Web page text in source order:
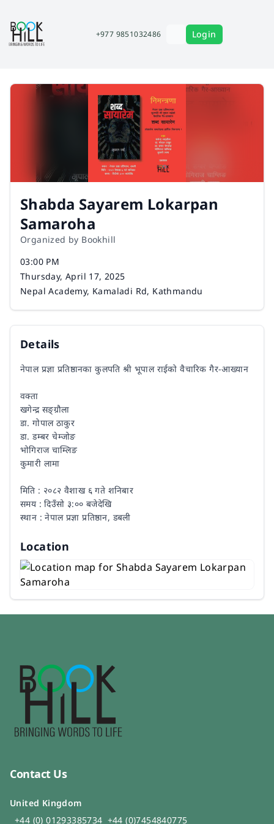
+977 9851032486 Login
Shabda Sayarem Lokarpan
Samaroha
Organized by Bookhill
Time
03:00 PM
Date
Thursday, April 17, 2025
Venue
Nepal Academy, Kamaladi Rd, Kathmandu
Details
नेपाल प्रज्ञा प्रतिष्ठानका कुलपति श्री भूपाल राईको वैचारिक गैर-आख्यान
वक्ता
खगेन्द्र सङ्ग्रौला
डा. गोपाल ठाकुर
डा. डम्बर चेम्जोङ
भोगिराज चाम्लिङ
कुमारी लामा
मिति : २०८२ वैशाख ६ गते शनिबार
समय : दिउँसो ३:०० बजेदेखि
स्थान : नेपाल प्रज्ञा प्रतिष्ठान, डबली
Location
Contact Us
United Kingdom
+44 (0) 01293385734 +44 (0)7454840775